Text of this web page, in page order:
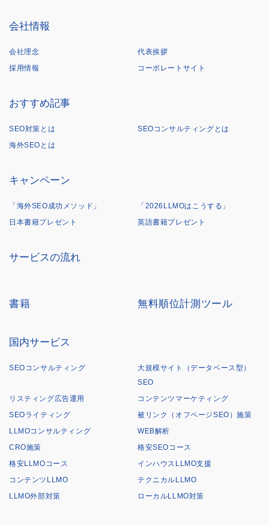
会社情報
会社理念
代表挨拶
採用情報
コーポレートサイト
おすすめ記事
SEO対策とは
SEOコンサルティングとは
海外SEOとは
キャンペーン
「海外SEO成功メソッド」
「2026LLMOはこうする」
日本書籍プレゼント
英語書籍プレゼント
サービスの流れ
書籍 無料順位計測ツール
国内サービス
SEOコンサルティング
大規模サイト（データベース型）
SEO
リスティング広告運用
コンテンツマーケティング
SEOライティング
被リンク（オフページSEO）施策
LLMOコンサルティング
WEB解析
CRO施策
格安SEOコース
格安LLMOコース
インハウスLLMO支援
コンテンツLLMO
テクニカルLLMO
LLMO外部対策
ローカルLLMO対策